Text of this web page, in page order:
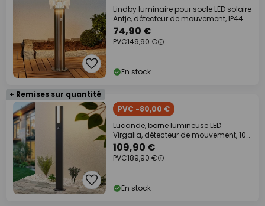
Lindby luminaire pour socle LED solaire
Antje, détecteur de mouvement, IP44
74,90 €
PVC149,90 €
En stock
+ Remises sur quantité
PVC -80,00 €
Lucande, borne lumineuse LED
Virgalia, détecteur de mouvement, 100
cm, IP54
109,90 €
PVC189,90 €
En stock